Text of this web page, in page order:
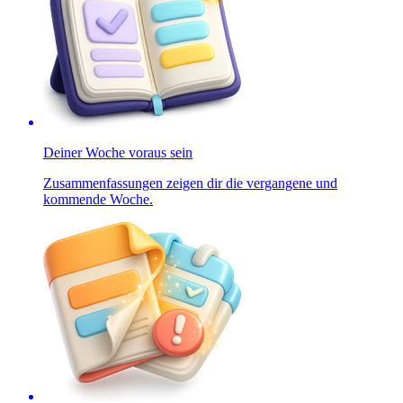
Deiner Woche voraus sein
Zusammenfassungen zeigen dir die vergangene und
kommende Woche.